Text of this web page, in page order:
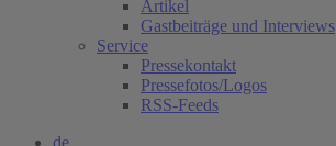
Artikel
Gastbeiträge und Interviews
Service
Pressekontakt
Pressefotos/Logos
RSS-Feeds
de